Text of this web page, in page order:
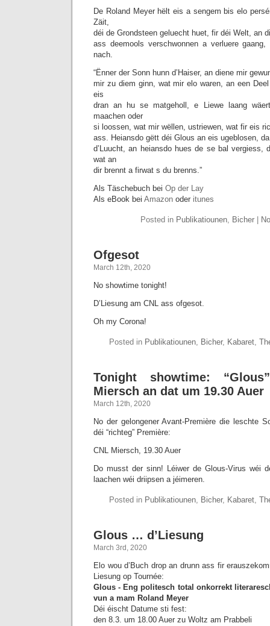
De Roland Meyer hëlt eis a sengem bis elo
Zäit,
déi de Grondsteen geluecht huet, fir déi Welt, an
ass deemools verschwonnen a verluere
nach.
“Ënner der Sonn hunn d’Haiser, an diene mir
mir zu diem ginn, wat mir elo waren, an een
eis
dran an hu se matgeholl, e Liewe laang
maachen oder
si loossen, wat mir wëllen, ustriewen, wat fir eis
ass. Heiansdo gëtt déi Glous an eis ugeblosen,
d’Luucht, an heiansdo hues de se bal vergiess,
wat an
dir brennt a firwat s du brenns.”
Als Täschebuch bei Op der Lay
Als eBook bei Amazon oder itunes
Posted in Publikatiounen, Bicher
Ofgesot
March 12th, 2020
No showtime tonight!
D’Liesung am CNL ass ofgesot.
Oh my Corona!
Posted in Publikatiounen, Bicher, Kabaret,
Tonight showtime:
Miersch an dat um 19.30 Auer
March 12th, 2020
No der gelongener Avant-Première die leschte
déi “richteg” Première:
CNL Miersch, 19.30 Auer
Do musst der sinn! Léiwer de Glous-Virus wéi
laachen wéi driipsen a jéimeren.
Posted in Publikatiounen, Bicher, Kabaret,
Glous … d’Liesung
March 3rd, 2020
Elo wou d’Buch drop an drunn ass fir
Liesung op Tournée:
Glous - Eng politesch total onkorrekt
vun a mam Roland Meyer
Déi éischt Datume sti fest:
den 8.3. um 18.00 Auer zu Woltz am Prabbeli